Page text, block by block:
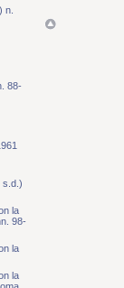
n.
88-
s.d.)
la
98-
la
la